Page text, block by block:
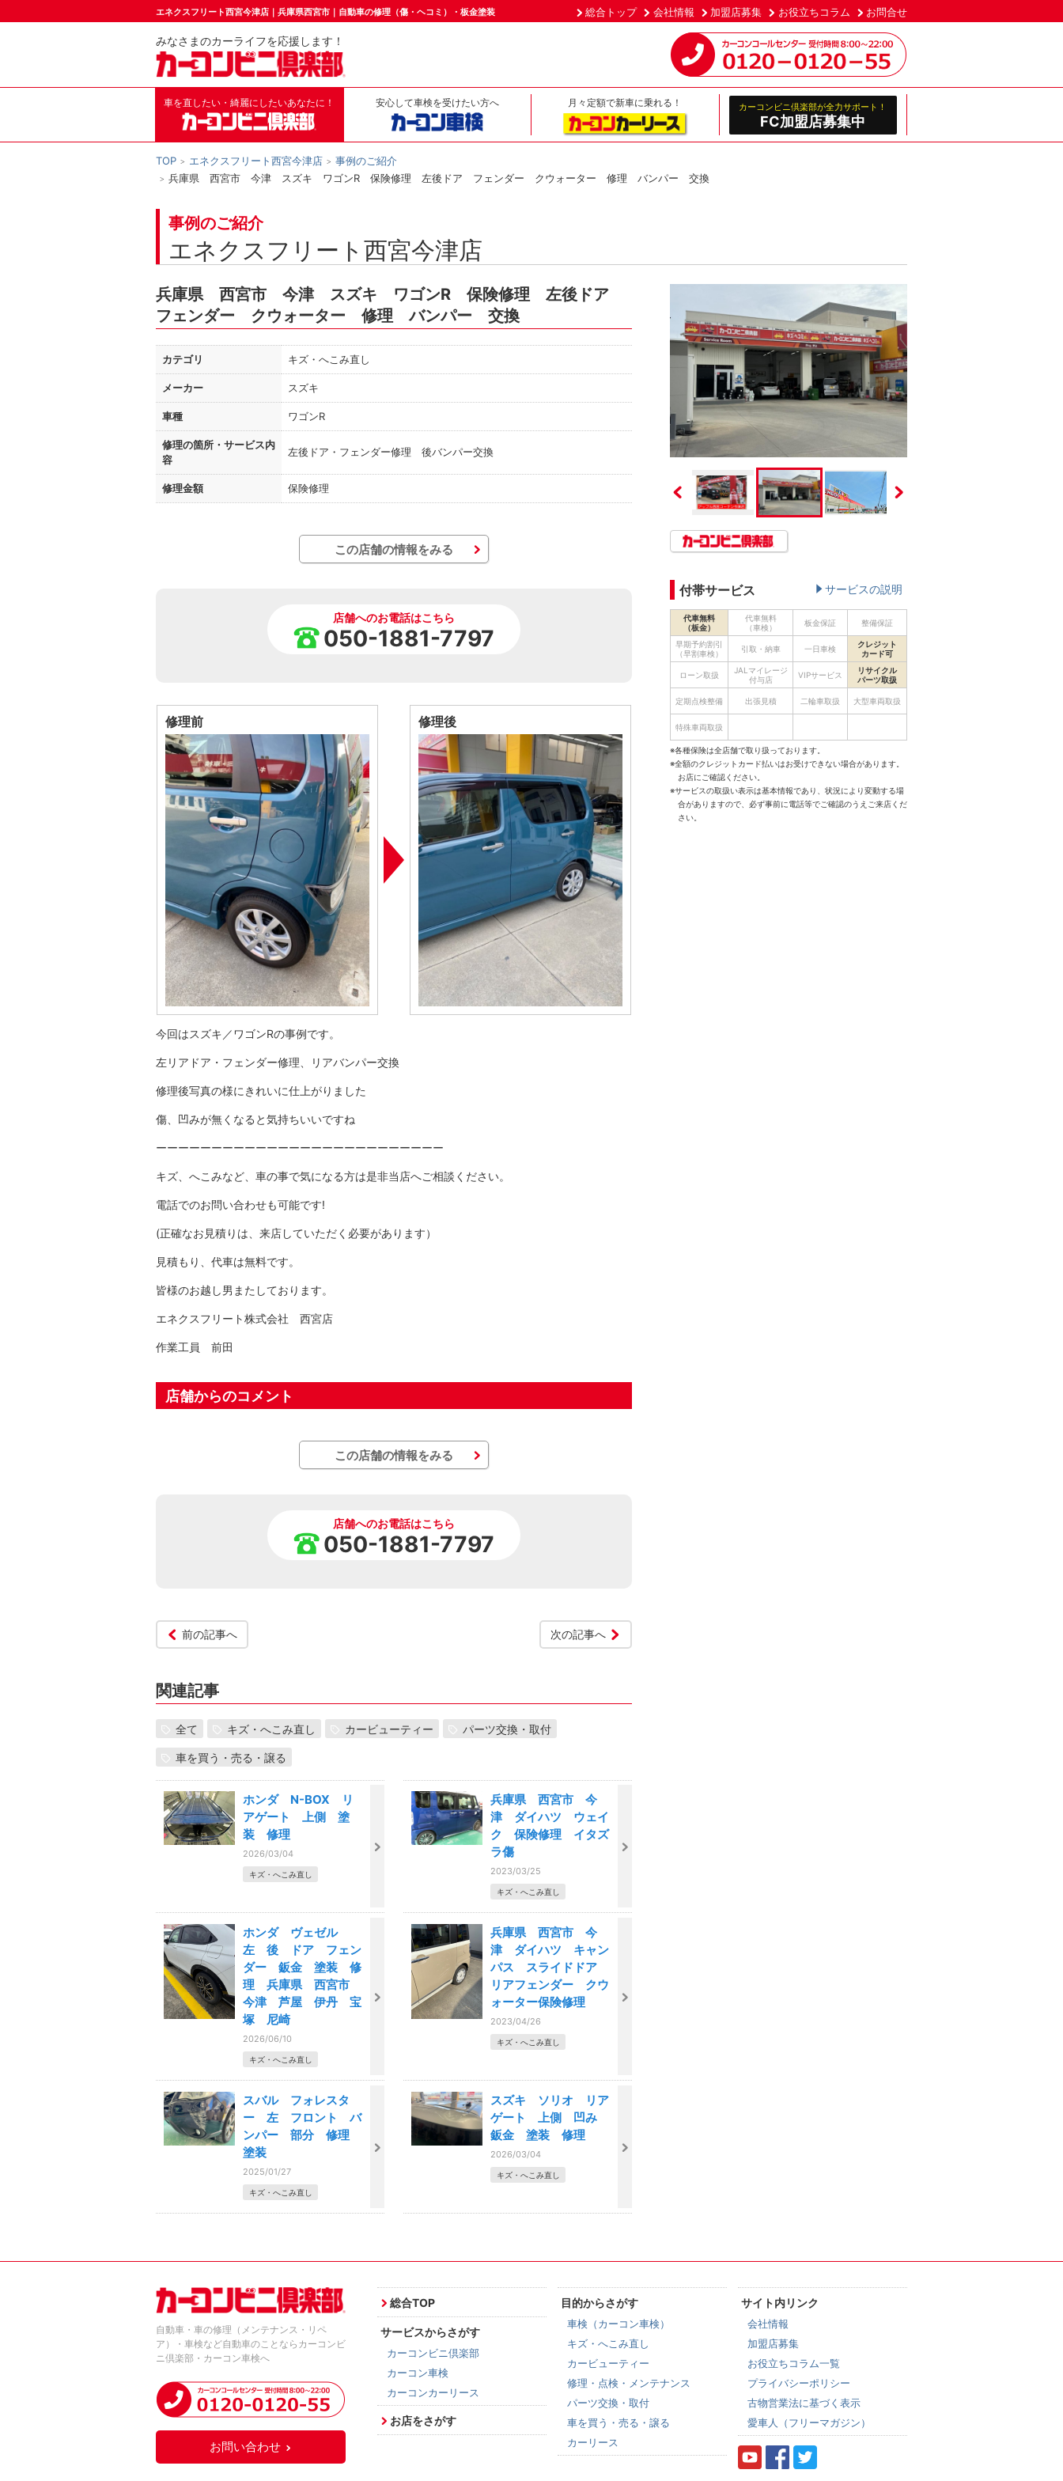
エネクスフリート西宮今津店｜兵庫県西宮市｜自動車の修理（傷・ヘコミ）・板金塗装 総合トップ 会社情報 加盟店募集 お役立ちコラム お問合せ
みなさまのカーライフを応援します！
車を直したい・綺麗にしたいあなたに！ 安心して車検を受けたい方へ 月々定額で新車に乗れる！ カーコンビニ倶楽部が全力サポート！
FC加盟店募集中
TOP エネクスフリート西宮今津店
事例のご紹介
兵庫県 西宮市 今津 スズキ ワゴンR 保険修理 左後ドア フェンダー クウォーター 修理 バンパー 交換
事例のご紹介
エネクスフリート西宮今津店
兵庫県 西宮市 今津 スズキ ワゴンR 保険修理 左後ドア
フェンダー クウォーター 修理 バンパー 交換
カテゴリ キズ・へこみ直し
メーカー スズキ
車種 ワゴンR
修理の箇所・ サービス内
容
左後ドア・フェンダー修理 後バンパー交換
修理金額 保険修理
この店舗の情報をみる
店舗へのお電話はこちら
050-1881-7797
修理前 修理後
今回はスズキ／ワゴンRの事例です。
左リアドア・フェンダー修理、リアバンパー交換
修理後写真の様にきれいに仕上がりました
傷、凹みが無くなると気持ちいいですね
ーーーーーーーーーーーーーーーーーーーーーーーーーー
キズ、へこみなど、車の事で気になる方は是非当店へご相談ください。
電話でのお問い合わせも可能です!
(正確なお見積りは、来店していただく必要があります）
見積もり、代車は無料です。
皆様のお越し男またしております。
エネクスフリート株式会社 西宮店
作業工員 前田
店舗からのコメント
この店舗の情報をみる
店舗へのお電話はこちら
050-1881-7797
前の記事へ 次の記事へ
関連記事
全て キズ・へこみ直し カービューティー パーツ交換・取付
車を買う・売る・譲る
ホンダ N-BOX リ
アゲート 上側 塗
装 修理
2026/03/04
キズ・へこみ直し
兵庫県 西宮市 今
津 ダイハツ ウェイ
ク 保険修理 イタズ
ラ傷
2023/03/25
キズ・へこみ直し
ホンダ ヴェゼル
左 後 ドア フェン
ダー 鈑金 塗装 修
理 兵庫県 西宮市
今津 芦屋 伊丹 宝
塚 尼崎
2026/06/10
キズ・へこみ直し
兵庫県 西宮市 今
津 ダイハツ キャン
パス スライドドア
リアフェンダー クウ
ォーター保険修理
2023/04/26
キズ・へこみ直し
スバル フォレスタ
ー 左 フロント バ
ンパー 部分 修理
塗装
2025/01/27
キズ・へこみ直し
スズキ ソリオ リア
ゲート 上側 凹み
鈑金 塗装 修理
2026/03/04
キズ・へこみ直し
付帯サービス サービスの説明
代車無料
（板金）
代車無料
（車検）
板金保証 整備保証
早期予約割引
（早割車検）
引取・納車 一日車検
クレジット
カード可
ローン取扱
JALマイレージ
付与店
VIPサービス
リサイクル
パーツ取扱
定期点検整備 出張見積 二輪車取扱 大型車両取扱
特殊車両取扱
※各種保険は全店舗で取り扱っております。
※全額のクレジットカード払いはお受けできない場合があります。
お店にご確認ください。
※サービスの取扱い表示は基本情報であり、状況により変動する場
合がありますので、必ず事前に電話等でご確認のうえご来店くだ
さい。
自動車・車の修理（メンテナンス・リペ
ア）・車検など自動車のことならカーコンビ
ニ倶楽部・カーコン車検へ
お問い合わせ
総合TOP
サービスからさがす
カーコンビニ倶楽部
カーコン車検
カーコンカーリース
お店をさがす
目的からさがす
車検（カーコン車検）
キズ・へこみ直し
カービューティー
修理・点検・メンテナンス
パーツ交換・取付
車を買う・売る・譲る
カーリース
サイト内リンク
会社情報
加盟店募集
お役立ちコラム一覧
プライバシーポリシー
古物営業法に基づく表示
愛車人（フリーマガジン）